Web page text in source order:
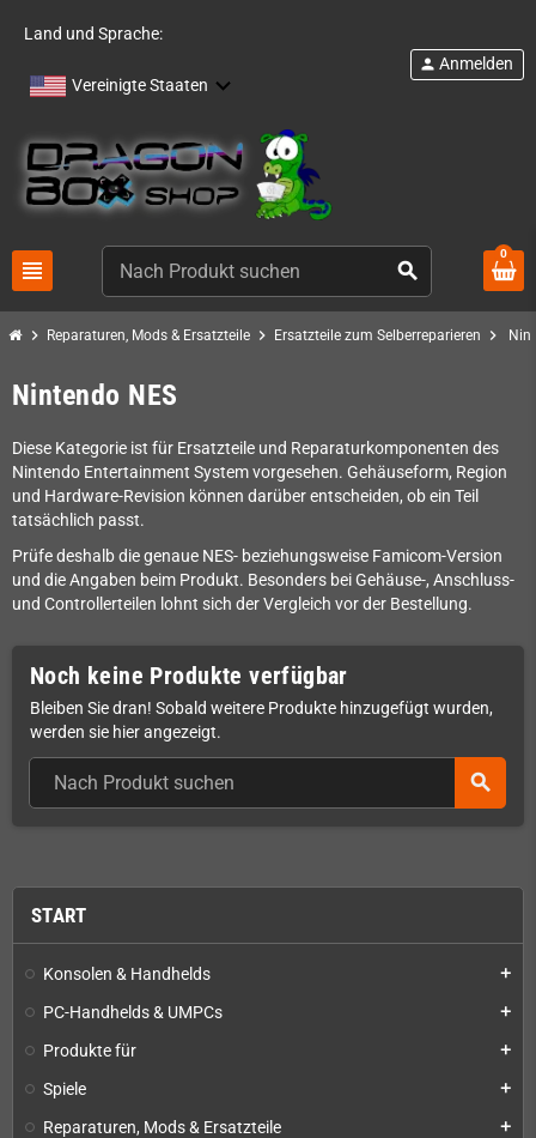
Land und Sprache:
Vereinigte Staaten
view_headline search
person Anmelden
0
chevron_right Reparaturen, Mods & Ersatzteile chevron_right Ersatzteile zum Selberreparieren chevron_right
START
Konsolen & Handhelds add
PC-Handhelds & UMPCs add
Produkte für add
Spiele add
Reparaturen, Mods & Ersatzteile add
Nintendo NES
Diese Kategorie ist für Ersatzteile und Reparaturkomponenten des
Nintendo Entertainment System vorgesehen. Gehäuseform, Region
und Hardware-Revision können darüber entscheiden, ob ein Teil
tatsächlich passt.
Prüfe deshalb die genaue NES- beziehungsweise Famicom-Version
und die Angaben beim Produkt. Besonders bei Gehäuse-, Anschluss-
und Controllerteilen lohnt sich der Vergleich vor der Bestellung.
Noch keine Produkte verfügbar
Bleiben Sie dran! Sobald weitere Produkte hinzugefügt wurden,
werden sie hier angezeigt.
search